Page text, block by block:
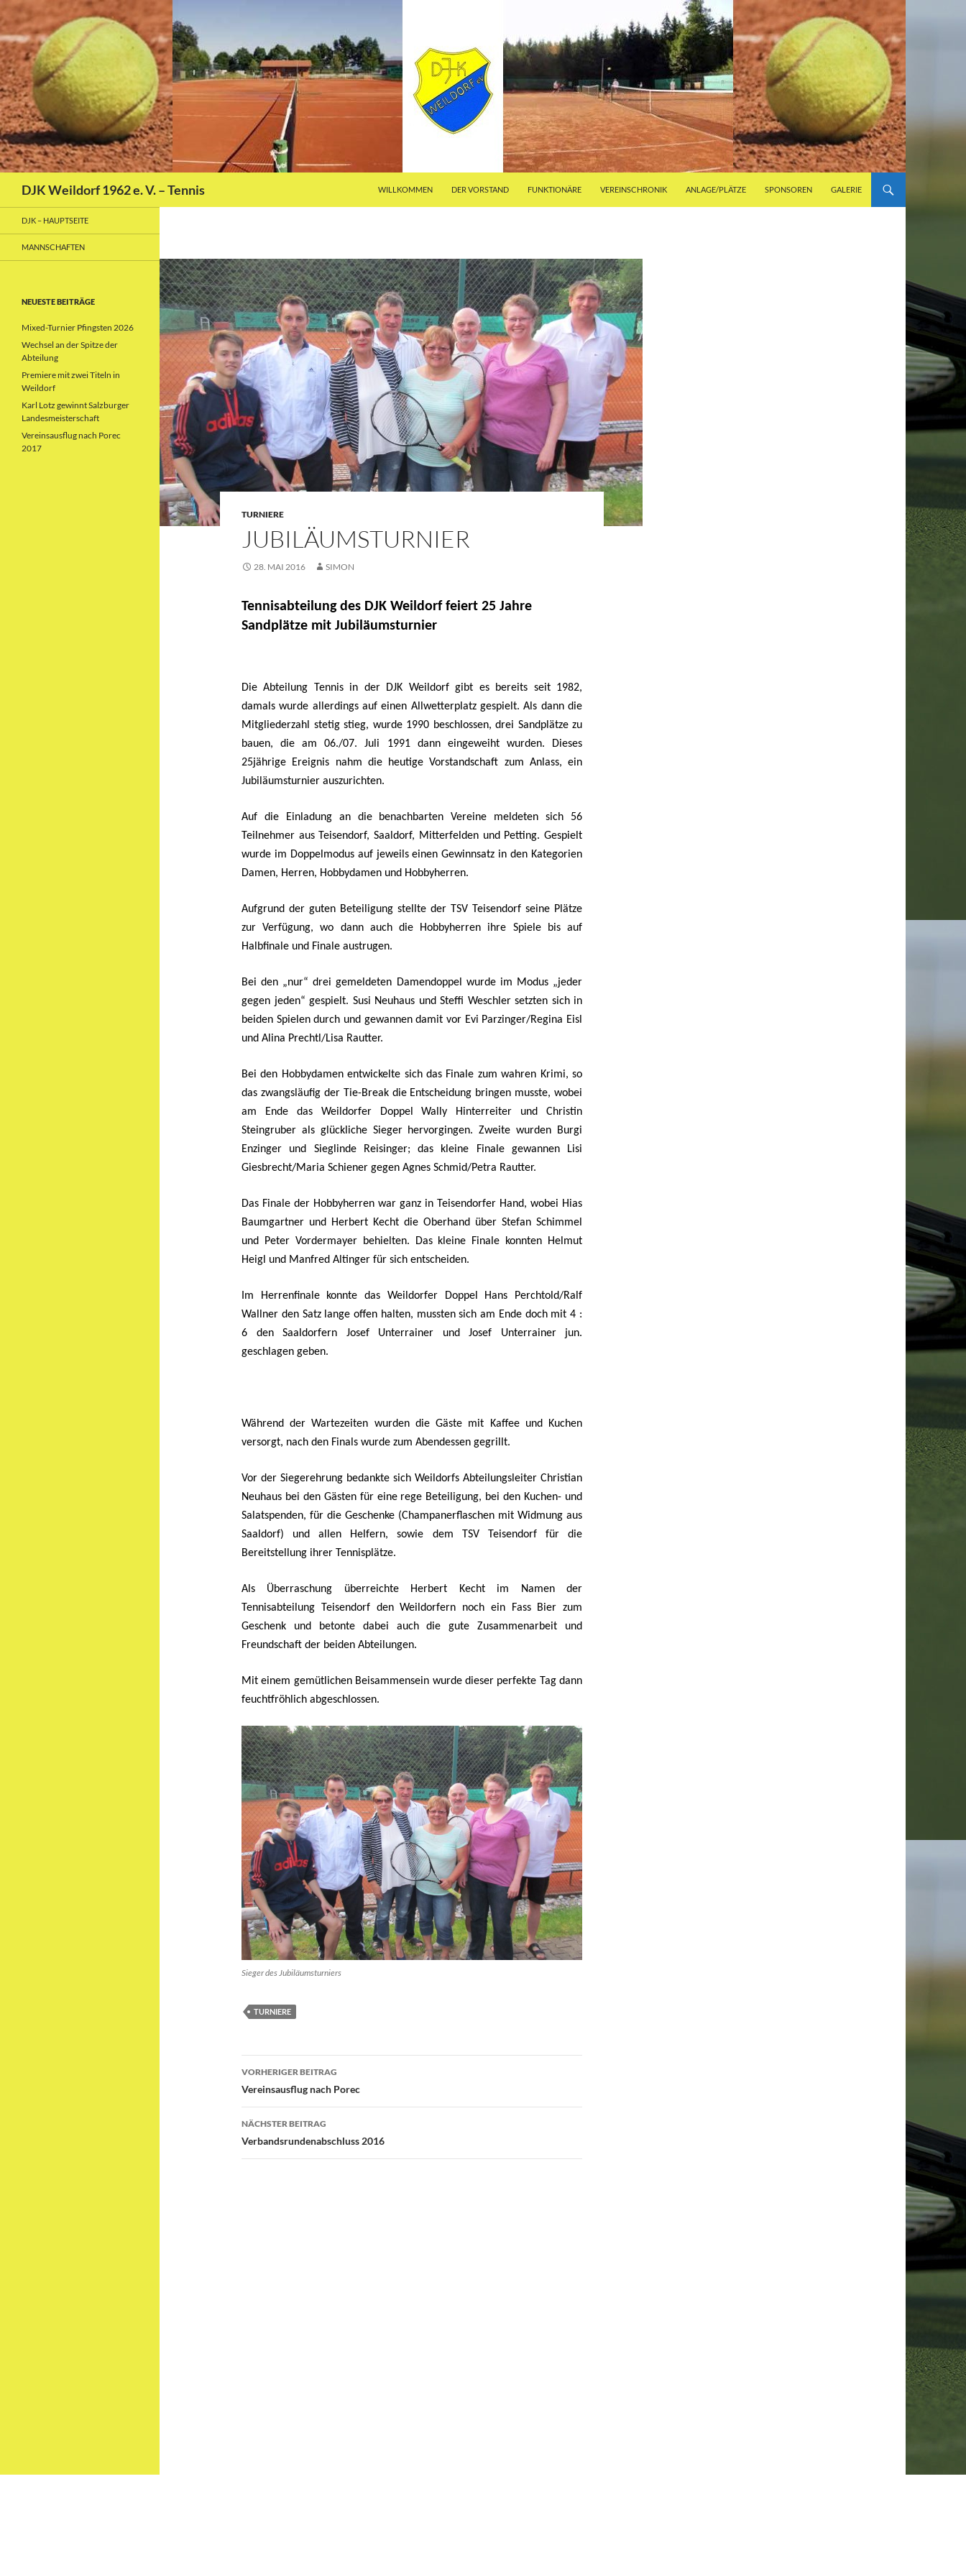
Zum
Inhalt
springen
DJK Weildorf 1962 e. V. – Tennis WILLKOMMEN DER VORSTAND FUNKTIONÄRE VEREINSCHRONIK ANLAGE/PLÄTZE SPONSOREN GALERIE
TURNIERE
JUBILÄUMSTURNIER
28. MAI 2016 SIMON
Tennisabteilung des DJK Weildorf feiert 25 Jahre
Sandplätze mit Jubiläumsturnier
Die Abteilung Tennis in der DJK Weildorf gibt es bereits seit 1982,
damals wurde allerdings auf einen Allwetterplatz gespielt. Als dann die
Mitgliederzahl stetig stieg, wurde 1990 beschlossen, drei Sandplätze zu
bauen, die am 06./07. Juli 1991 dann eingeweiht wurden. Dieses
25jährige Ereignis nahm die heutige Vorstandschaft zum Anlass, ein
Jubiläumsturnier auszurichten.
Auf die Einladung an die benachbarten Vereine meldeten sich 56
Teilnehmer aus Teisendorf, Saaldorf, Mitterfelden und Petting. Gespielt
wurde im Doppelmodus auf jeweils einen Gewinnsatz in den Kategorien
Damen, Herren, Hobbydamen und Hobbyherren.
Aufgrund der guten Beteiligung stellte der TSV Teisendorf seine Plätze
zur Verfügung, wo dann auch die Hobbyherren ihre Spiele bis auf
Halbfinale und Finale austrugen.
Bei den „nur“ drei gemeldeten Damendoppel wurde im Modus „jeder
gegen jeden“ gespielt. Susi Neuhaus und Steffi Weschler setzten sich in
beiden Spielen durch und gewannen damit vor Evi Parzinger/Regina Eisl
und Alina Prechtl/Lisa Rautter.
Bei den Hobbydamen entwickelte sich das Finale zum wahren Krimi, so
das zwangsläufig der Tie-Break die Entscheidung bringen musste, wobei
am Ende das Weildorfer Doppel Wally Hinterreiter und Christin
Steingruber als glückliche Sieger hervorgingen. Zweite wurden Burgi
Enzinger und Sieglinde Reisinger; das kleine Finale gewannen Lisi
Giesbrecht/Maria Schiener gegen Agnes Schmid/Petra Rautter.
Das Finale der Hobbyherren war ganz in Teisendorfer Hand, wobei Hias
Baumgartner und Herbert Kecht die Oberhand über Stefan Schimmel
und Peter Vordermayer behielten. Das kleine Finale konnten Helmut
Heigl und Manfred Altinger für sich entscheiden.
Im Herrenfinale konnte das Weildorfer Doppel Hans Perchtold/Ralf
Wallner den Satz lange offen halten, mussten sich am Ende doch mit 4 :
6 den Saaldorfern Josef Unterrainer und Josef Unterrainer jun.
geschlagen geben.
Während der Wartezeiten wurden die Gäste mit Kaffee und Kuchen
versorgt, nach den Finals wurde zum Abendessen gegrillt.
Vor der Siegerehrung bedankte sich Weildorfs Abteilungsleiter Christian
Neuhaus bei den Gästen für eine rege Beteiligung, bei den Kuchen- und
Salatspenden, für die Geschenke (Champanerflaschen mit Widmung aus
Saaldorf) und allen Helfern, sowie dem TSV Teisendorf für die
Bereitstellung ihrer Tennisplätze.
Als Überraschung überreichte Herbert Kecht im Namen der
Tennisabteilung Teisendorf den Weildorfern noch ein Fass Bier zum
Geschenk und betonte dabei auch die gute Zusammenarbeit und
Freundschaft der beiden Abteilungen.
Mit einem gemütlichen Beisammensein wurde dieser perfekte Tag dann
feuchtfröhlich abgeschlossen.
Sieger des Jubiläumsturniers
TURNIERE
Beitragsnavigation
VORHERIGER BEITRAG
Vereinsausflug nach Porec
NÄCHSTER BEITRAG
Verbandsrundenabschluss 2016
DJK – HAUPTSEITE
MANNSCHAFTEN
NEUESTE BEITRÄGE
Mixed-Turnier Pfingsten 2026
Wechsel an der Spitze der
Abteilung
Premiere mit zwei Titeln in
Weildorf
Karl Lotz gewinnt Salzburger
Landesmeisterschaft
Vereinsausflug nach Porec
2017